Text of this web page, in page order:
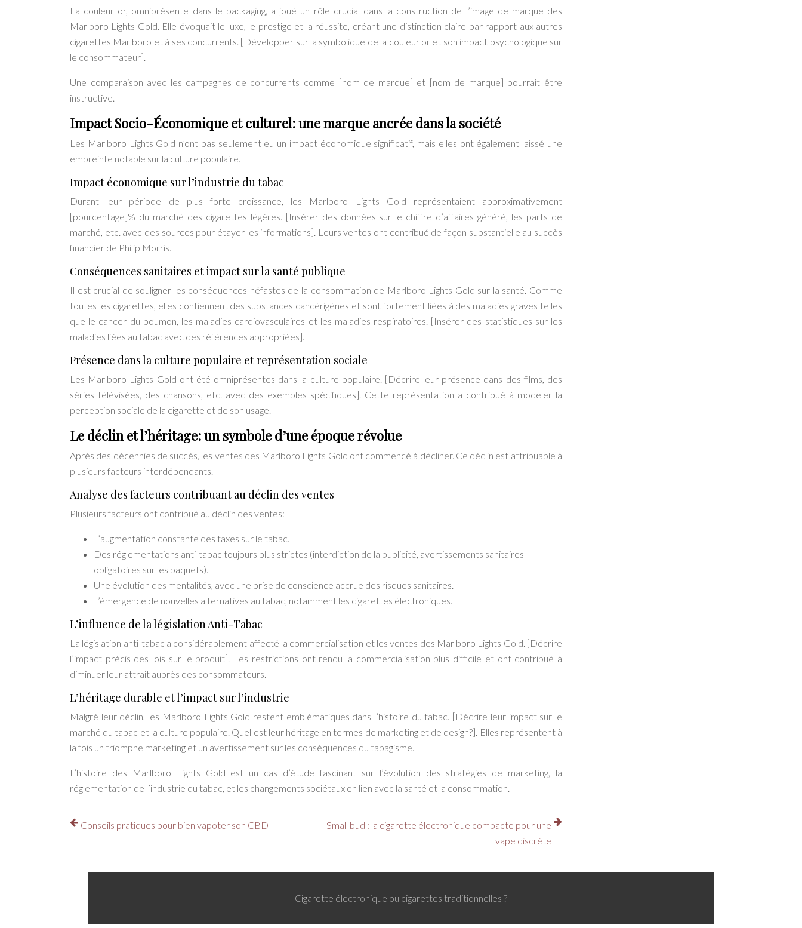
La couleur or, omniprésente dans le packaging, a joué un rôle crucial dans la construction de l’image de marque des
Marlboro Lights Gold. Elle évoquait le luxe, le prestige et la réussite, créant une distinction claire par rapport aux autres
cigarettes Marlboro et à ses concurrents. [Développer sur la symbolique de la couleur or et son impact psychologique sur
le consommateur].
Une comparaison avec les campagnes de concurrents comme [nom de marque] et [nom de marque] pourrait être
instructive.
Impact Socio-Économique et culturel: une marque ancrée dans la société
Les Marlboro Lights Gold n’ont pas seulement eu un impact économique significatif, mais elles ont également laissé une
empreinte notable sur la culture populaire.
Impact économique sur l’industrie du tabac
Durant leur période de plus forte croissance, les Marlboro Lights Gold représentaient approximativement
[pourcentage]% du marché des cigarettes légères. [Insérer des données sur le chiffre d’affaires généré, les parts de
marché, etc. avec des sources pour étayer les informations]. Leurs ventes ont contribué de façon substantielle au succès
financier de Philip Morris.
Conséquences sanitaires et impact sur la santé publique
Il est crucial de souligner les conséquences néfastes de la consommation de Marlboro Lights Gold sur la santé. Comme
toutes les cigarettes, elles contiennent des substances cancérigènes et sont fortement liées à des maladies graves telles
que le cancer du poumon, les maladies cardiovasculaires et les maladies respiratoires. [Insérer des statistiques sur les
maladies liées au tabac avec des références appropriées].
Présence dans la culture populaire et représentation sociale
Les Marlboro Lights Gold ont été omniprésentes dans la culture populaire. [Décrire leur présence dans des films, des
séries télévisées, des chansons, etc. avec des exemples spécifiques]. Cette représentation a contribué à modeler la
perception sociale de la cigarette et de son usage.
Le déclin et l’héritage: un symbole d’une époque révolue
Après des décennies de succès, les ventes des Marlboro Lights Gold ont commencé à décliner. Ce déclin est attribuable à
plusieurs facteurs interdépendants.
Analyse des facteurs contribuant au déclin des ventes
Plusieurs facteurs ont contribué au déclin des ventes:
L’augmentation constante des taxes sur le tabac.
Des réglementations anti-tabac toujours plus strictes (interdiction de la publicité, avertissements sanitaires
obligatoires sur les paquets).
Une évolution des mentalités, avec une prise de conscience accrue des risques sanitaires.
L’émergence de nouvelles alternatives au tabac, notamment les cigarettes électroniques.
L’influence de la législation Anti-Tabac
La législation anti-tabac a considérablement affecté la commercialisation et les ventes des Marlboro Lights Gold. [Décrire
l’impact précis des lois sur le produit]. Les restrictions ont rendu la commercialisation plus difficile et ont contribué à
diminuer leur attrait auprès des consommateurs.
L’héritage durable et l’impact sur l’industrie
Malgré leur déclin, les Marlboro Lights Gold restent emblématiques dans l’histoire du tabac. [Décrire leur impact sur le
marché du tabac et la culture populaire. Quel est leur héritage en termes de marketing et de design?]. Elles représentent à
la fois un triomphe marketing et un avertissement sur les conséquences du tabagisme.
L’histoire des Marlboro Lights Gold est un cas d’étude fascinant sur l’évolution des stratégies de marketing, la
réglementation de l’industrie du tabac, et les changements sociétaux en lien avec la santé et la consommation.
Conseils pratiques pour bien vapoter son CBD
Small bud : la cigarette électronique compacte pour une
vape discrète
Cigarette électronique ou cigarettes traditionnelles ?